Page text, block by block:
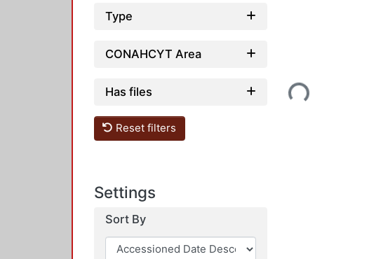
Type
CONAHCYT Area
Has files
Reset filters
Settings
Sort By
Loading...